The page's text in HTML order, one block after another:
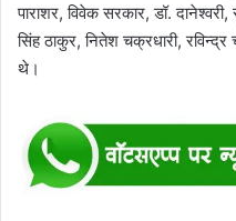
पाराशर, विवेक सरकार, डॉ.
सिंह ठाकुर, नितेश चक्रधारी,
थे।